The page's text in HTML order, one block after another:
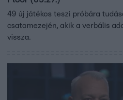
49 új játékos teszi próbára
csatamezején, akik a verbális
vissza.